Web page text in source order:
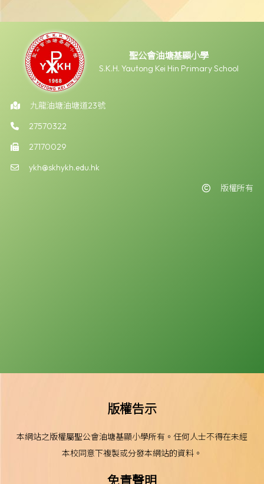
聖公會油塘基顯小學
S.K.H. Yautong Kei Hin Primary School
九龍油塘油塘道23號
27570322
27170029
ykh@skhykh.edu.hk
版權所有
版權告示
本網站之版權屬聖公會油塘基顯小學所有。任何人士不得在未經
本校同意下複製或分發本網站的資料。
免責聲明